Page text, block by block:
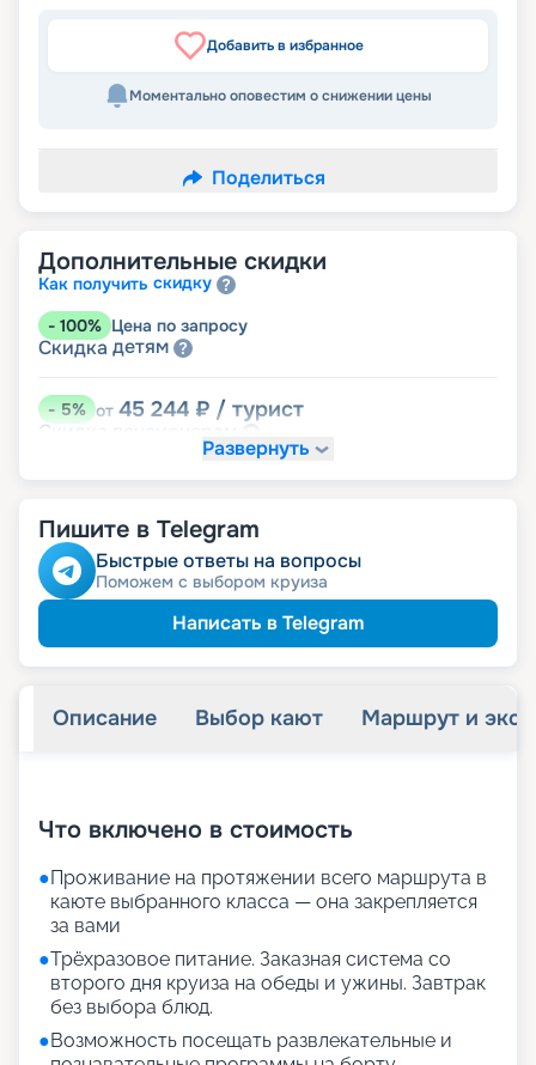
Добавить в избранное
Моментально оповестим о снижении цены
Поделиться
Дополнительные скидки
Как получить скидку
- 100% Цена по запросу
Скидка детям
-5% от 45 244 ₽ / турист
Скидка
Развернуть
Пишите в Telegram
Быстрые ответы на вопросы
Поможем с выбором круиза
Написать в Telegram
Описание Выбор кают Маршрут и
Что включено в стоимость
●Проживание на протяжении всего маршрута в
каюте выбранного класса — она закрепляется
за вами
●Трёхразовое питание. Заказная система со
второго дня круиза на обеды и ужины. Завтрак
без выбора блюд.
●Возможность посещать развлекательные и